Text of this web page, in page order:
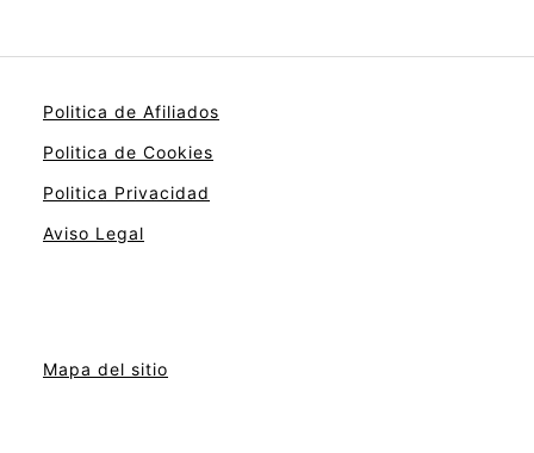
Politica de Afiliados
Politica de Cookies
Politica Privacidad
Aviso Legal
Mapa del sitio